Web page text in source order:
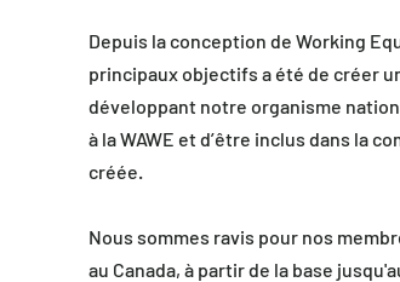
Depuis la conception de Working
principaux objectifs a été de créer
développant notre organisme
à la WAWE et d’être inclus dans la
créée.
Nous sommes ravis pour nos
au Canada, à partir de la base